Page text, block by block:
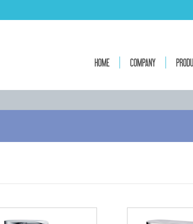
HOME COMPANY